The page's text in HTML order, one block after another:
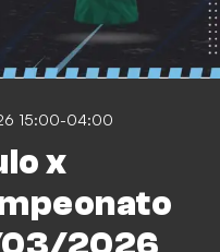
15:00-04:00
x